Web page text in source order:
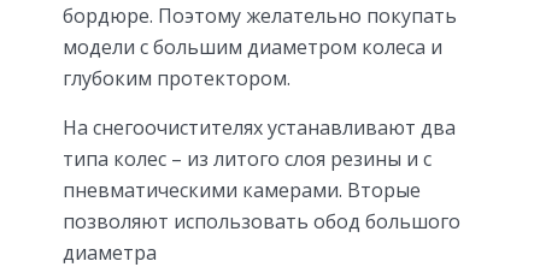
бордюре. Поэтому желательно покупать
модели с большим диаметром колеса и
глубоким протектором.
На снегоочистителях устанавливают два
типа колес – из литого слоя резины и с
пневматическими камерами. Вторые
позволяют использовать обод большого
диаметра